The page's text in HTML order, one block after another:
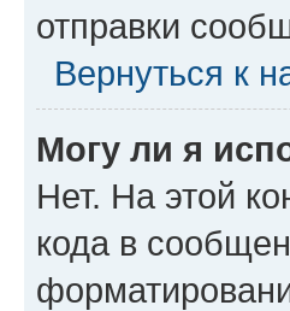
отправки
Вернуться к
Могу ли я
Нет. На этой
кода в